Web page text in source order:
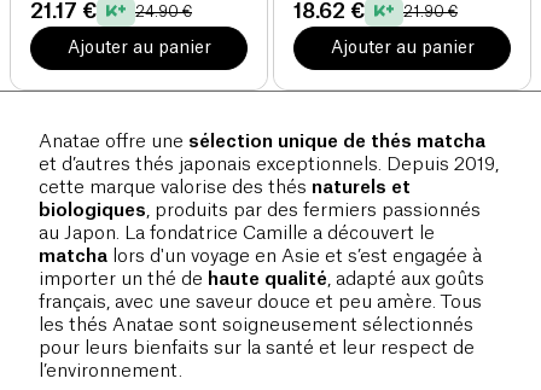
21.17 € 24.90 €
Ajouter au panier
18.62 € 21.90 €
Ajouter au panier
Anatae offre une sélection unique de thés matcha
et d’autres thés japonais exceptionnels. Depuis 2019,
cette marque valorise des thés naturels et
biologiques , produits par des fermiers passionnés
au Japon. La fondatrice Camille a découvert le
matcha lors d'un voyage en Asie et s’est engagée à
importer un thé de haute qualité , adapté aux goûts
français, avec une saveur douce et peu amère. Tous
les thés Anatae sont soigneusement sélectionnés
pour leurs bienfaits sur la santé et leur respect de
l’environnement.